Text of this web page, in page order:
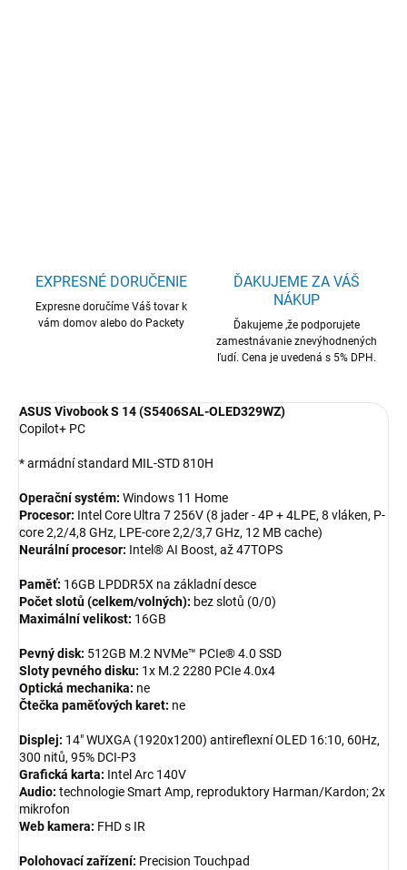
EXPRESNÉ DORUČENIE
Expresne doručíme Váš tovar k
vám domov alebo do Packety
ĎAKUJEME ZA VÁŠ
NÁKUP
Ďakujeme ,že podporujete
zamestnávanie znevýhodnených
ľudí. Cena je uvedená s 5% DPH.
ASUS Vivobook S 14 (S5406SAL-OLED329WZ)
Copilot+ PC
* armádní standard MIL-STD 810H
Operační systém: Windows 11 Home
Procesor: Intel Core Ultra 7 256V (8 jader - 4P + 4LPE, 8 vláken, P-
core 2,2/4,8 GHz, LPE-core 2,2/3,7 GHz, 12 MB cache)
Neurální procesor: Intel® AI Boost, až 47TOPS
Paměť: 16GB LPDDR5X na základní desce
Počet slotů (celkem/volných): bez slotů (0/0)
Maximální velikost: 16GB
Pevný disk: 512GB M.2 NVMe™ PCIe® 4.0 SSD
Sloty pevného disku: 1x M.2 2280 PCIe 4.0x4
Optická mechanika: ne
Čtečka paměťových karet: ne
Displej: 14" WUXGA (1920x1200) antireflexní OLED 16:10, 60Hz,
300 nitů, 95% DCI-P3
Grafická karta: Intel Arc 140V
Audio: technologie Smart Amp, reproduktory Harman/Kardon; 2x
mikrofon
Web kamera: FHD s IR
Polohovací zařízení: Precision Touchpad